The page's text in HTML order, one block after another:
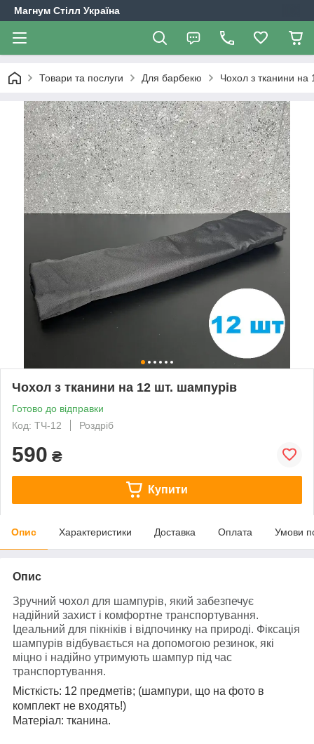
Магнум Стілл Україна
Товари та послуги Для барбекю Чохол з тканини на
Чохол з тканини на 12 шт. шампурів
Готово до відправки
Код: ТЧ-12
Роздріб
590 ₴
Купити
Опис Характеристики Доставка Оплата Умови
Опис
Зручний чохол для шампурів, який забезпечує
надійний захист і комфортне транспортування.
Ідеальний для пікніків і відпочинку на природі. Фіксація
шампурів відбувається на допомогою резинок, які
міцно і надійно утримують шампур під час
транспортування.
Місткість: 12 предметів; (шампури, що на фото в
комплект не входять!)
Матеріал: тканина.